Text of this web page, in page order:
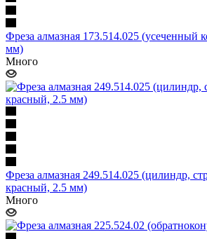
Фреза алмазная 173.514.025 (усеченный
мм)
Много
Фреза алмазная 249.514.025 (цилиндр,
красный, 2.5 мм)
Много